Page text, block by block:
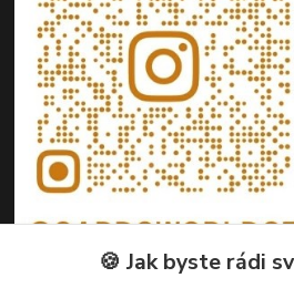
🍪 Jak byste rádi